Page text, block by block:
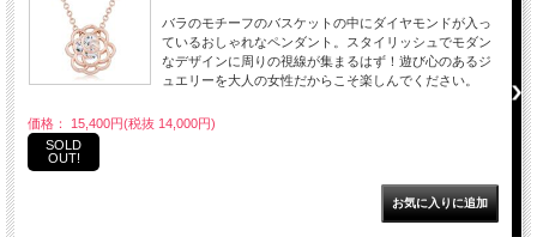
バラのモチーフのバスケットの中にダイヤモンドが入っ
ているおしゃれなペンダント。スタイリッシュでモダン
なデザインに周りの視線が集まるはず！遊び心のあるジ
ュエリーを大人の女性だからこそ楽しんでください。
価格： 15,400円(税抜 14,000円)
SOLD
OUT!